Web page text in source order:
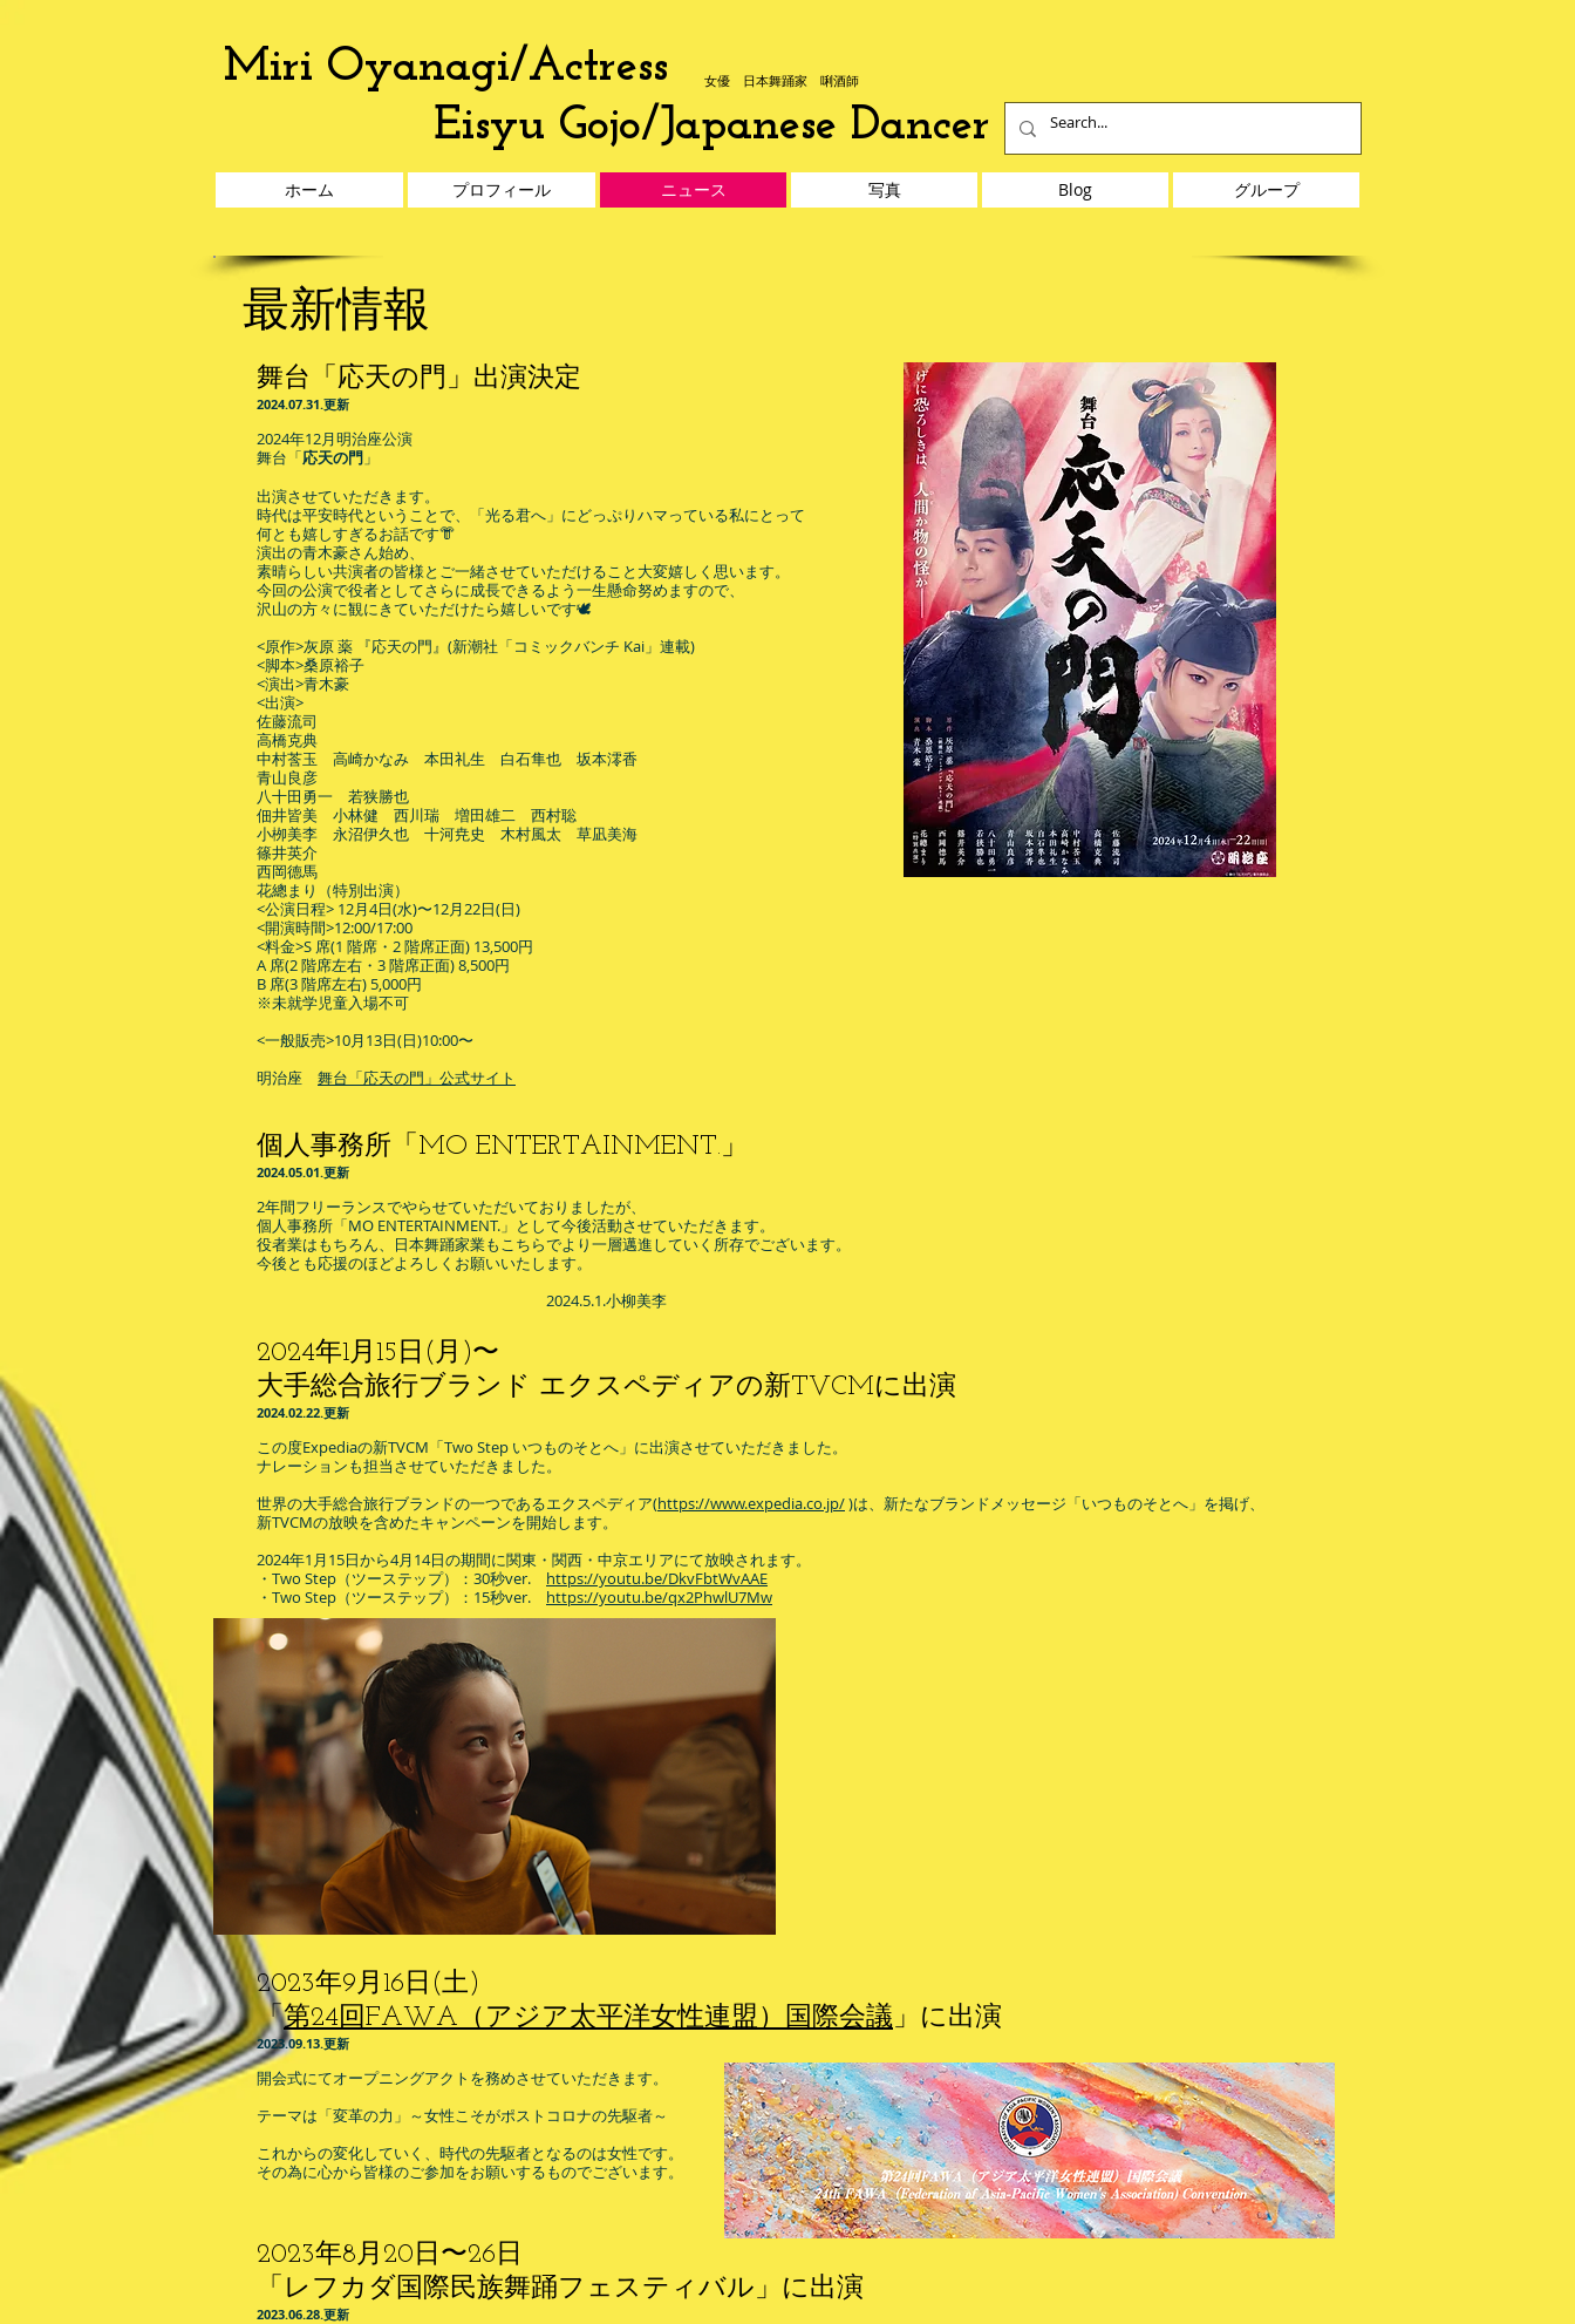
Miri Oyanagi/Actress 女優 日本舞踊家 唎酒師
Eisyu Gojo/Japanese Dancer
ホーム プロフィール ニュース 写真 Blog グループ
最新情報​
舞台「応天の門」出演決定
​2024.07.31.更新
2024年12月明治座公演
舞台「応天の門 」
出演させていただきます。
時代は平安時代ということで、「光る君へ」にどっぷりハマっている私にとって
何とも嬉しすぎるお話です👘
演出の青木豪さん始め、
素晴らしい共演者の皆様とご一緒させていただけること大変嬉しく思います。
今回の公演で役者としてさらに成長できるよう一生懸命努めますので、
沢山の方々に観にきていただけたら嬉しいです🕊
<原作>灰原 薬 『応天の門』(新潮社「コミックバンチ Kai」連載)
<脚本>桑原裕子
<演出>青木豪
<出演>
佐藤流司
高橋克典
中村莟玉 高崎かなみ 本田礼生 白石隼也 坂本澪香
青山良彦
八十田勇一 若狭勝也
佃井皆美 小林健 西川瑞 増田雄二 西村聡
小栁美李 永沼伊久也 十河尭史 木村風太 草凪美海
篠井英介
西岡德馬
花總まり（特別出演）
<公演日程> 12月4日(水)〜12月22日(日)
<開演時間>12:00/17:00
<料金>S 席(1 階席・2 階席正面) 13,500円
A 席(2 階席左右・3 階席正面) 8,500円
B 席(3 階席左右) 5,000円
※未就学児童入場不可
<一般販売>10月13日(日)10:00〜
​明治座 舞台「応天の門」公式サイト
個人事務所「MO ENTERTAINMENT.」
​2024.05.01.更新
2年間フリーランスでやらせていただいておりましたが、
個人事務所「MO ENTERTAINMENT.」として今後活動させていただきます。
役者業はもちろん、日本舞踊家業もこちらでより一層邁進していく所存でございます。
今後とも応援のほどよろしくお願いいたします。
2024.5.1.小柳美李
2024年1月15日(月)〜
大手総合旅行ブランド エクスペディアの新TVCMに出演
​2024.02.22.更新
この度Expediaの新TVCM「Two Step いつものそとへ」に出演させていただきました。
ナレーションも担当させていただきました。
世界の大手総合旅行ブランドの一つであるエクスペディア(https://www.expedia.co.jp/)は、新たなブランドメッセージ「いつものそとへ」を掲げ、
新TVCMの放映を含めたキャンペーンを開始します​。
2024年1月15日から4月14日の期間に関東・関西・中京エリアにて放映されます。
・Two Step（ツーステップ）：30秒ver. https://youtu.be/DkvFbtWvAAE
・Two Step（ツーステップ）：15秒ver. https://youtu.be/qx2PhwlU7Mw
2023年9月16日(土)
「第24回FAWA（アジア太平洋女性連盟）国際会議 」に出演
​2023.09.13.更新
開会式にてオープニングアクトを務めさせていただきます。
テーマは「変革の力」～女性こそがポストコロナの先駆者～
これからの変化していく、時代の先駆者となるのは女性です。
その為に心から皆様のご参加をお願いするものでございます。
2023年8月20日〜26日
「レフカダ国際民族舞踊フェスティバル」に出演
​2023.06.28.更新